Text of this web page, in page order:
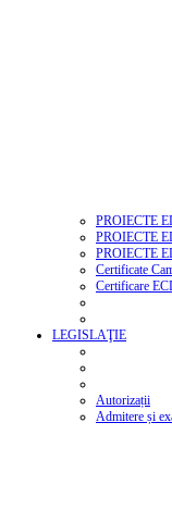
PROIECTE
PROIECTE
PROIECTE
Certificate
Certificare
LEGISLAŢIE
Autorizații
Admitere și